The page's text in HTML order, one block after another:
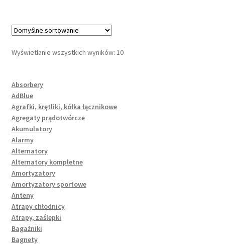
Wyświetlanie wszystkich wyników: 10
Absorbery
AdBlue
Agrafki, krętliki, kółka łącznikowe
Agregaty prądotwórcze
Akumulatory
Alarmy
Alternatory
Alternatory kompletne
Amortyzatory
Amortyzatory sportowe
Anteny
Atrapy chłodnicy
Atrapy, zaślepki
Bagażniki
Bagnety